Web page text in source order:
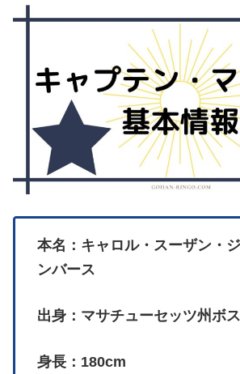
本名：キャロル・スーザン・
ンバース
出身：マサチューセッツ州ボ
身長：180cm